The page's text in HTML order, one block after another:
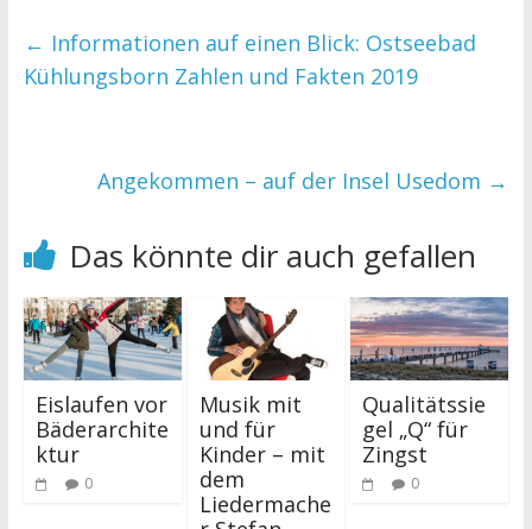
← Informationen auf einen Blick: Ostseebad
Kühlungsborn Zahlen und Fakten 2019
Angekommen – auf der Insel Usedom →
Das könnte dir auch gefallen
Eislaufen vor
Bäderarchite
ktur
0
Musik mit
und für
Kinder – mit
dem
Liedermache
Qualitätssie
gel „Q“ für
Zingst
0